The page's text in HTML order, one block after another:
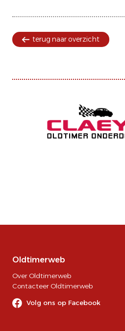
terug naar overzicht
Oldtimerweb
Over Oldtimerweb
Contacteer Oldtimerweb
Volg ons op Facebook